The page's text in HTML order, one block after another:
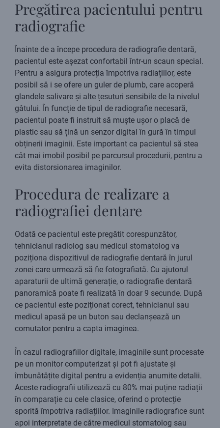
Pregătirea pacientului pentru
radiografie
Înainte de a începe procedura de radiografie dentară,
pacientul este așezat confortabil într-un scaun special.
Pentru a asigura protecția împotriva radiațiilor, este
posibil să i se ofere un guler de plumb, care acoperă
glandele salivare și alte țesuturi sensibile de la nivelul
gâtului. În funcție de tipul de radiografie necesară,
pacientul poate fi instruit să muște ușor o placă de
plastic sau să țină un senzor digital în gură în timpul
obținerii imaginii. Este important ca pacientul să stea
cât mai imobil posibil pe parcursul procedurii, pentru a
evita distorsionarea imaginilor.
Procedura de realizare a
radiografiei dentare
Odată ce pacientul este pregătit corespunzător,
tehnicianul radiolog sau medicul stomatolog va
poziționa dispozitivul de radiografie dentară în jurul
zonei care urmează să fie fotografiată. Cu ajutorul
aparaturii de ultimă generație, o radiografie dentară
panoramică poate fi realizată în doar 9 secunde. După
ce pacientul este poziționat corect, tehnicianul sau
medicul apasă pe un buton sau declanșează un
comutator pentru a capta imaginea.
În cazul radiografiilor digitale, imaginile sunt procesate
pe un monitor computerizat și pot fi ajustate și
îmbunătățite digital pentru a evidenția anumite detalii.
Aceste radiografii utilizează cu 80% mai puține radiații
în comparație cu cele clasice, oferind o protecție
sporită împotriva radiațiilor. Imaginile radiografice sunt
apoi interpretate de către medicul stomatolog sau